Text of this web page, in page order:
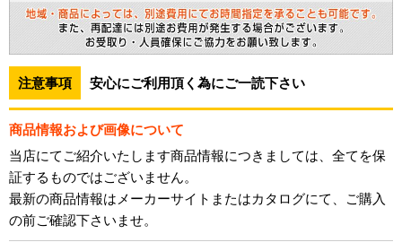
注意事項 安心にご利用頂く為にご一読下さい
商品情報および画像について
当店にてご紹介いたします商品情報につきましては、全てを保
証するものではございません。
最新の商品情報はメーカーサイトまたはカタログにて、ご購入
の前ご確認下さいませ。